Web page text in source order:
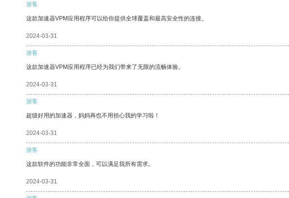
游客
这款加速器VPM应用程序可以给你提供全球覆盖和最高安全性的连接。
2024-03-31
游客
这款加速器VPM应用程序已经为我们带来了无限的流畅体验。
2024-03-31
游客
超级好用的加速器，妈妈再也不用担心我的学习啦！
2024-03-31
游客
这款软件的功能非常全面，可以满足我所有需求。
2024-03-31